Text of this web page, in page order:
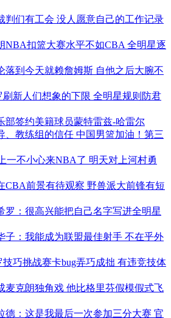
裁判们有工会 没人愿意自己的工作记录
NBA扣篮大赛水平不如CBA 全明星逐
沦落到今天就赖詹姆斯 自他之后大腕不
刷新人们想象的下限 全明星规则防君
乐部签约美籍球员蒙特雷兹-哈雷尔
、教练组的信任 中国男篮加油！第三
上一不小心来NBA了 明天对上河村勇
在CBA前景有待观察 野兽派大前锋有短
希罗：很高兴能把自己名字写进全明星
子：我能成为联盟最佳射手 不在乎外
技巧挑战赛卡bug弄巧成拙 有违竞技体
成麦克朗独角戏 他比格里芬假模假式飞
德：这是我最后一次参加三分大赛 官